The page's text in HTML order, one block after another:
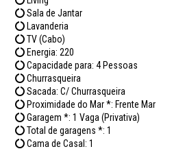
Sala de Jantar
Lavanderia
TV (Cabo)
Energia: 220
Capacidade para: 4 Pessoas
Churrasqueira
Sacada: C/ Churrasqueira
Proximidade do Mar *: Frente Mar
Garagem *: 1 Vaga (Privativa)
Total de garagens *: 1
Cama de Casal: 1